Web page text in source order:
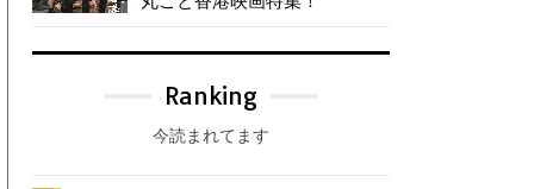
Ranking
今読まれてます